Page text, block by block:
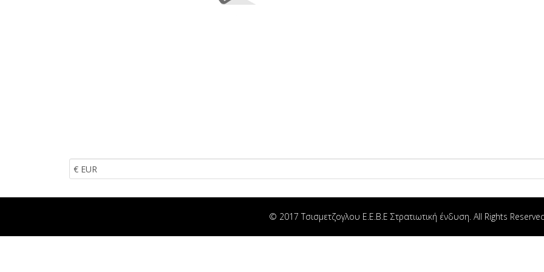
© 2017 Τσισμετζογλου Ε.Ε.Β.Ε Στρατιωτική ένδυση. All Rights